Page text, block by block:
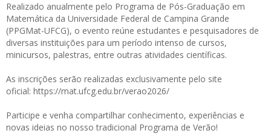
Realizado anualmente pelo Programa de Pós-Graduação em
Matemática da Universidade Federal de Campina Grande
(PPGMat-UFCG), o evento reúne estudantes e pesquisadores de
diversas instituições para um período intenso de cursos,
minicursos, palestras, entre outras atividades científicas.
As inscrições serão realizadas exclusivamente pelo site
oficial: https://mat.ufcg.edu.br/verao2026/
Participe e venha compartilhar conhecimento, experiências e
novas ideias no nosso tradicional Programa de Verão!